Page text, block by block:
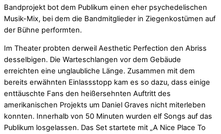
Bandprojekt bot dem Publikum einen eher psychedelischen
Musik-Mix, bei dem die Bandmitglieder in Ziegenkostümen auf
der Bühne performten.
Im Theater probten derweil Aesthetic Perfection den Abriss
desselbigen. Die Warteschlangen vor dem Gebäude
erreichten eine unglaubliche Länge. Zusammen mit dem
bereits erwähnten Einlassstopp kam es so dazu, dass einige
enttäuschte Fans den heißersehnten Auftritt des
amerikanischen Projekts um Daniel Graves nicht miterleben
konnten. Innerhalb von 50 Minuten wurden elf Songs auf das
Publikum losgelassen. Das Set startete mit „A Nice Place To